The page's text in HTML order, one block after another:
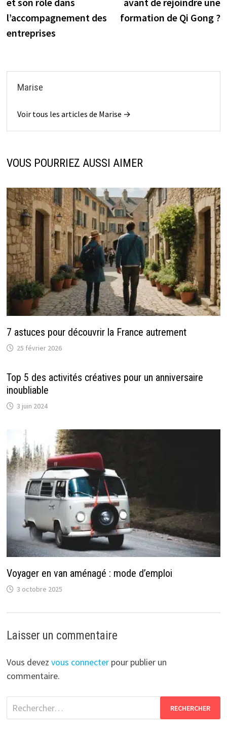
l’article
l’accompagnement des
entreprises
formation de Qi Gong ?
Marise
Voir tous les articles de Marise →
VOUS POURRIEZ AUSSI AIMER
7 astuces pour découvrir la France autrement
25 février 2026
Top 5 des activités créatives pour un anniversaire
inoubliable
3 juin 2024
Voyager en van aménagé : mode d’emploi
3 octobre 2025
Laisser un commentaire
Vous devez vous connecterpour publier un
commentaire.
Rechercher :